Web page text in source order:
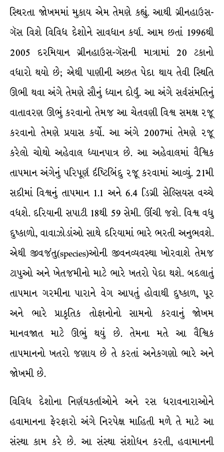
સ્થિરતા જોખમમાં મુકાય એમ તેમણે કહ્યું. આથી ગ્રીનહાઉસ-
ગૅસ વિશે વિવિધ દેશોને સાવધાન કર્યા. આમ છતાં 1996થી
2005 દરમિયાન ગ્રીનહાઉસ-ગૅસની માત્રામાં 20 ટકાનો
વધારો થયો છે; એથી પાણીની અછત પેદા થાય તેવી સ્થિતિ
ઊભી થવા અંગે તેમણે સૌનું ધ્યાન દોર્યું. આ અંગે સર્વસંમતિનું
વાતાવરણ ઊભું કરવાનો તેમજ આ ચેતવણી વિશ્વ સમક્ષ રજૂ
કરવાનો તેમણે પ્રયાસ કર્યો. આ અંગે 2007માં તેમણે રજૂ
કરેલો ચોથો અહેવાલ ધ્યાનપાત્ર છે. આ અહેવાલમાં વૈશ્ર્વિક
તાપમાન અંગેનું પરિપૂર્ણ ર્દષ્ટિબિંદુ રજૂ કરવામાં આવ્યું. 21મી
સદીમાં વિશ્વનું તાપમાન 1.1 અને 6.4 ડિગ્રી સેલ્સિયસ વચ્ચે
વધશે. દરિયાની સપાટી 18થી 59 સેમી. ઊંચી જશે. વિશ્વ વધુ
દુષ્કાળો, વાવાઝોડાંઓ સાથે દરિયામાં ભારે ભરતી અનુભવશે.
એથી જીવજંતુ(species)ઓની જીવનવ્યવસ્થા ખોરવાશે તેમજ
ટાપુઓ અને ખેતજમીનો માટે ભારે ખતરો પેદા થશે. બદલાતું
તાપમાન ગરમીના પારાને વેગ આપતું હોવાથી દુષ્કાળ, પૂર
અને ભારે પ્રાકૃતિક તોફાનોનો સામનો કરવાનું જોખમ
માનવજાત માટે ઊભું થયું છે. તેમના મતે આ વૈશ્વિક
તાપમાનનો ખતરો જણાય છે તે કરતાં અનેકગણો ભારે અને
જોખમી છે.
વિવિધ દેશોના નિર્ણયકર્તાઓને અને રસ ધરાવનારાઓને
હવામાનના ફેરફારો અંગે નિરપેક્ષ માહિતી મળે તે માટે આ
સંસ્થા કામ કરે છે. આ સંસ્થા સંશોધન કરતી, હવામાનની